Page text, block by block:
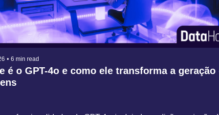
• 6 min read
é o GPT-4o e como ele transforma a geração